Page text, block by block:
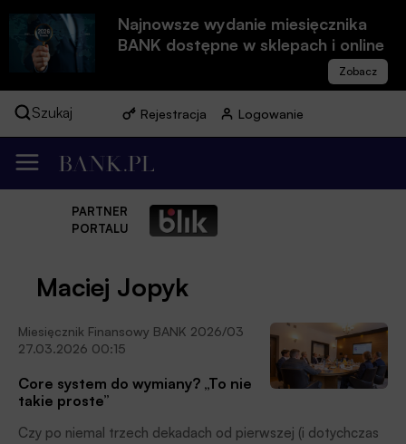
Najnowsze wydanie miesięcznika
BANK dostępne w sklepach i online
Szukaj Rejestracja Logowanie
PARTNER
PORTALU
Maciej Jopyk
Miesięcznik Finansowy BANK 2026/03
27.03.2026 00:15
Core system do wymiany? „To nie
takie proste”
Czy po niemal trzech dekadach od pierwszej (i dotychczas